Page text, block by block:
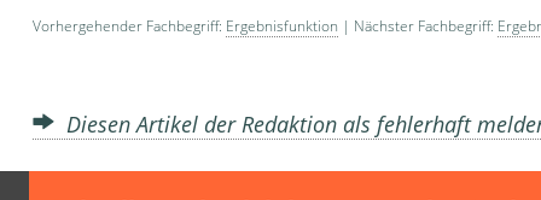
Vorhergehender Fachbegriff: Ergebnisfunktion | Nächster Fachbegriff:
Diesen Artikel der Redaktion als fehlerhaft